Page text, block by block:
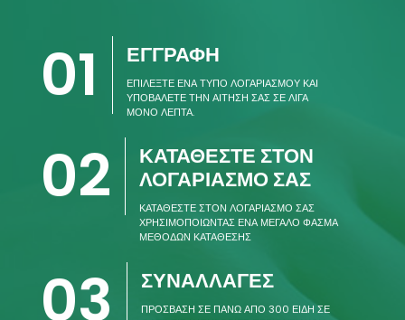
01 ΕΓΓΡΑΦΗ
ΕΠΙΛΕΞΤΕ ΕΝΑ ΤΥΠΟ ΛΟΓΑΡΙΑΣΜΟΥ ΚΑΙ
ΥΠΟΒΑΛΕΤΕ ΤΗΝ ΑΙΤΗΣΗ ΣΑΣ ΣΕ ΛΙΓΑ
ΜΟΝΟ ΛΕΠΤΑ.
02
ΚΑΤΑΘΕΣΤΕ ΣΤΟΝ
ΛΟΓΑΡΙΑΣΜΟ ΣΑΣ
ΚΑΤΑΘΕΣΤΕ ΣΤΟΝ ΛΟΓΑΡΙΑΣΜΟ ΣΑΣ
ΧΡΗΣΙΜΟΠΟΙΩΝΤΑΣ ΕΝΑ ΜΕΓΑΛΟ ΦΑΣΜΑ
ΜΕΘΟΔΩΝ ΚΑΤΑΘΕΣΗΣ
03 ΣΥΝΑΛΛΑΓΕΣ
ΠΡΟΣΒΑΣΗ ΣΕ ΠΑΝΩ ΑΠΟ 300 ΕΙΔΗ ΣΕ